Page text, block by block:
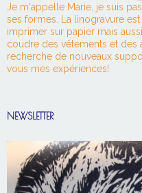
Je m'appelle Marie, je suis
ses formes. La linogravure
imprimer sur papier mais
coudre des vêtements et des
recherche de nouveaux
vous mes expériences!
NEWSLETTER